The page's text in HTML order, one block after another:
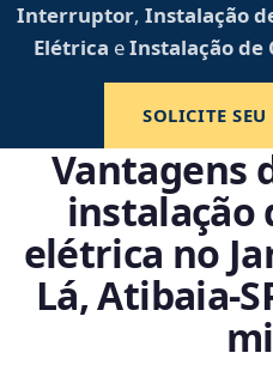
Interruptor, Instalação
Elétrica eInstalação de
SOLICITE
Vantagens
instalação
elétrica no
Lá,